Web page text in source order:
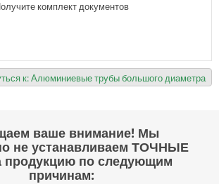
комплект документов
к: Алюминиевые трубы большого диаметра
ваше внимание! Мы
не устанавливаем ТОЧНЫЕ
продукцию по следующим
причинам: